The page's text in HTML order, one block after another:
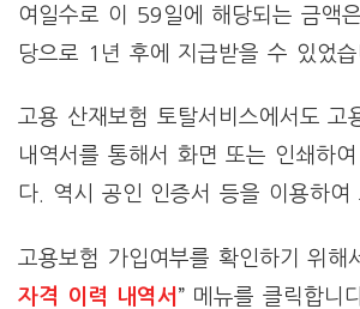
여일수로 이 59일에 해당되는 금액
당으로 1년 후에 지급받을 수 있었습
고용 산재보험 토탈서비스에서도 고
내역서를 통해서 화면 또는 인쇄하
다. 역시 공인 인증서 등을 이용하여
고용보험 가입여부를 확인하기 위해
자격 이력 내역서 ” 메뉴를 클릭합니